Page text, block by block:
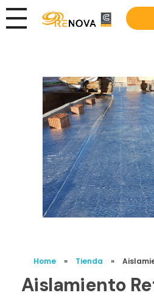
Home » Tienda »
Aislamiento